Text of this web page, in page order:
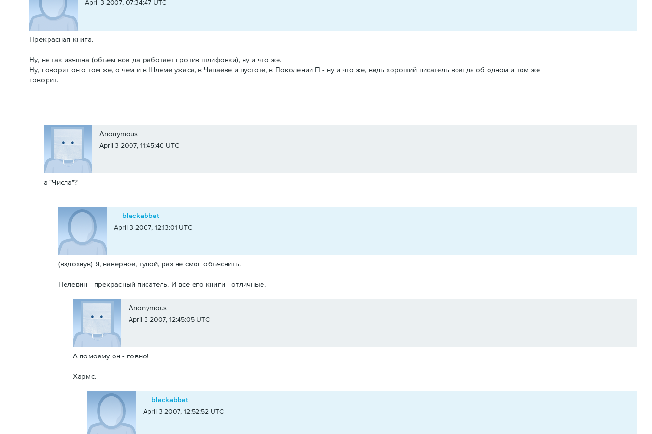
April 3 2007, 07:34:47 UTC
Прекрасная книга.
Ну, не так изящна (объем всегда работает против шлифовки), ну и что же.
Ну, говорит он о том же, о чем и в Шлеме ужаса, в Чапаеве и пустоте, в Поколении П - ну и что же, ведь хороший писатель всегда об одном и том же
говорит.
Anonymous
April 3 2007, 11:45:40 UTC
а "Числа"?
blackabbat
April 3 2007, 12:13:01 UTC
(вздохнув) Я, наверное, тупой, раз не смог объяснить.
Пелевин - прекрасный писатель. И все его книги - отличные.
Anonymous
April 3 2007, 12:45:05 UTC
А помоему он - говно!
Хармс.
blackabbat
April 3 2007, 12:52:52 UTC